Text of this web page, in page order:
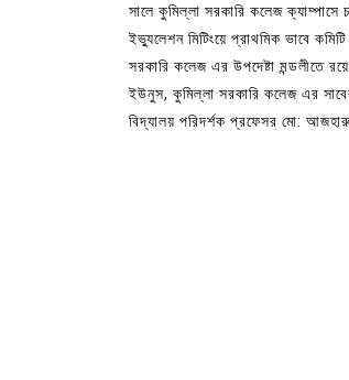
সালে কুমিল্লা সরকারি কলেজ
ইভ্যুলেশন মিটিংয়ে প্রাথমিক ভাবে
সরকারি কলেজ এর উপদেষ্টা মন্ডলীতে
ইউনুস, কুমিল্লা সরকারি কলেজ এর সাবেক
বিদ্যালয় পরিদর্শক প্রফেসর মো: